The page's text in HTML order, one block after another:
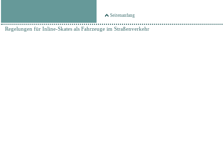
Seitenanfang
Regelungen für Inline-Skates als Fahrzeuge im Straßenverkehr